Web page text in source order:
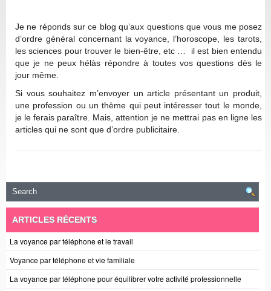
Je ne réponds sur ce blog qu’aux questions que vous me posez
d’ordre général concernant la voyance, l’horoscope, les tarots,
les sciences pour trouver le bien-être, etc … il est bien entendu
que je ne peux hélàs répondre à toutes vos questions dès le
jour même.
Si vous souhaitez m’envoyer un article présentant un produit,
une profession ou un thème qui peut intéresser tout le monde,
je le ferais paraître. Mais, attention je ne mettrai pas en ligne les
articles qui ne sont que d’ordre publicitaire.
ARTICLES RÉCENTS
La voyance par téléphone et le travail
Voyance par téléphone et vie familiale
La voyance par téléphone pour équilibrer votre activité professionnelle